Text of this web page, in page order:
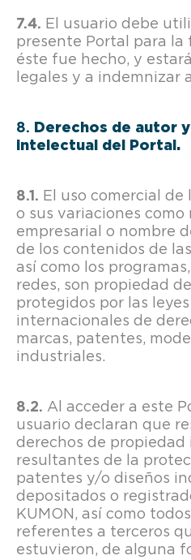
El usuario debe
presente Portal para la
éste fue hecho, y
legales y a indemnizar
Derechos de autor
intelectual del Portal.
El uso comercial de
o sus variaciones como
empresarial o nombre
de los contenidos de
así como los
redes, son propiedad
protegidos por las
internacionales de
marcas, patentes,
industriales.
Al acceder a este
usuario declaran que
derechos de
resultantes de la
patentes y/o diseños
depositados o
KUMON, así como
referentes a terceros
estuvieron, de alguna